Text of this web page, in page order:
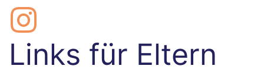
Links für Eltern